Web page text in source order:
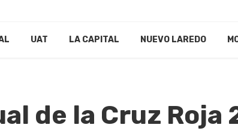
UAT LA CAPITAL NUEVO LAREDO
de la Cruz Roja